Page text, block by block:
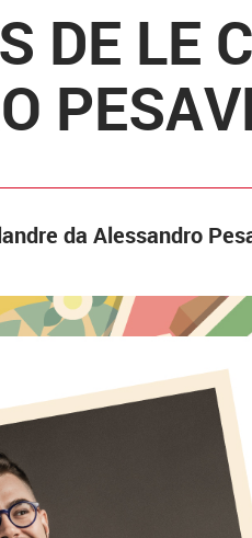
DE LE
da Alessandro